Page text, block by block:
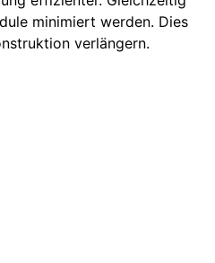
minimiert werden. Dies
verlängern.